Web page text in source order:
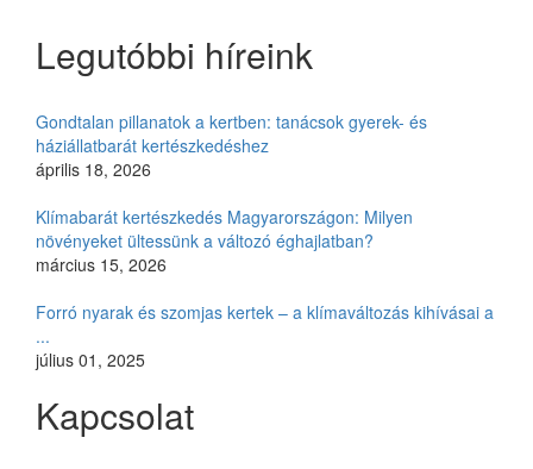
Legutóbbi híreink
Gondtalan pillanatok a kertben: tanácsok gyerek- és
háziállatbarát kertészkedéshez
április 18, 2026
Klímabarát kertészkedés Magyarországon: Milyen
növényeket ültessünk a változó éghajlatban?
március 15, 2026
Forró nyarak és szomjas kertek – a klímaváltozás kihívásai a
...
július 01, 2025
Kapcsolat